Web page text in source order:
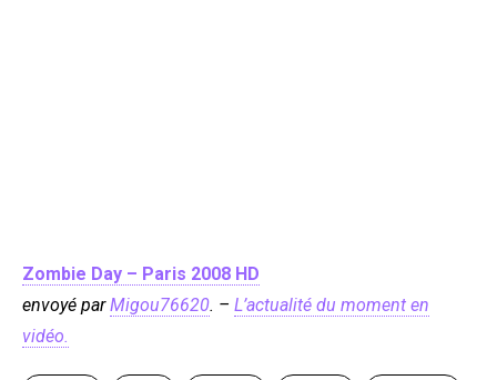
Zombie Day – Paris 2008 HD
envoyé parMigou76620. – L’actualité du moment en
vidéo.